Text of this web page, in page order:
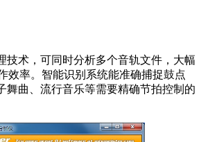
技术，可同时分析多个音轨文件，大幅
效率。智能识别系统能准确捕捉鼓点
舞曲、流行音乐等需要精确节拍控制的